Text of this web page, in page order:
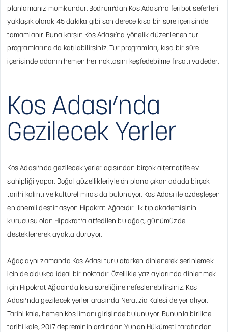
planlamanız mümkündür. Bodrum’dan Kos Adası’na feribot seferleri
yaklaşık olarak 45 dakika gibi son derece kısa bir süre içerisinde
tamamlanır. Buna karşın Kos Adası’na yönelik düzenlenen tur
programlarına da katılabilirsiniz. Tur programları, kısa bir süre
içerisinde adanın hemen her noktasını keşfedebilme fırsatı vadeder.
Kos Adası’nda
Gezilecek Yerler
Kos Adası’nda gezilecek yerler açısından birçok alternatife ev
sahipliği yapar. Doğal güzellikleriyle ön plana çıkan adada birçok
tarihi kalıntı ve kültürel miras da bulunuyor. Kos Adası ile özdeşleşen
en önemli destinasyon Hipokrat Ağacıdır. İlk tıp akademisinin
kurucusu olan Hipokrat’a atfedilen bu ağaç, günümüzde
desteklenerek ayakta duruyor.
Ağaç aynı zamanda Kos Adası turu atarken dinlenerek serinlemek
için de oldukça ideal bir noktadır. Özellikle yaz aylarında dinlenmek
için Hipokrat Ağacında kısa süreliğine nefeslenebilirsiniz. Kos
Adası’nda gezilecek yerler arasında Neratzia Kalesi de yer alıyor.
Tarihi kale, hemen Kos limanı girişinde bulunuyor. Bununla birlikte
tarihi kale, 2017 depreminin ardından Yunan Hükümeti tarafından